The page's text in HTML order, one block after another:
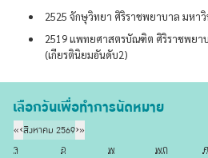
2525 จักษุวิทยา ศิริราชพยาบาล มหา
2519 แพทยศาสตรบัณฑิต ศิริราชพย
(เกียรตินิยมอันดับ2)
เลือกวันเพื่อทำการนัดหมาย
«‹สิงหาคม 2569›»
จ
อ พ พฤ ศ